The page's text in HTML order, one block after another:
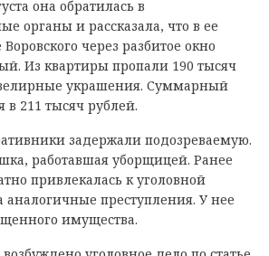
она обратилась в
органы и рассказала, что в ее
через разбитое окно
Из квартиры пропали 190 тысяч
украшения. Суммарный
в 211 тысяч рублей.
задержали подозреваемую.
работавшая уборщицей. Ранее
привлекалась к уголовной
аналогичные преступления. У нее
имущества.